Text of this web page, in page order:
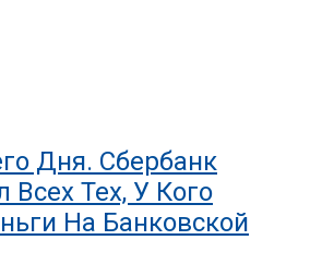
Дня. Сбербанк
Всех Тех, У Кого
На Банковской